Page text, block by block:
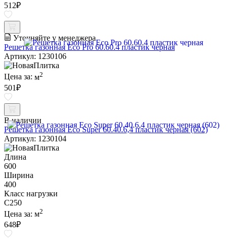
512₽
Уточняйте у менеджера
Решетка газонная Eco Pro 60.60.4 пластик черная
Артикул: 1230106
Цена за: м2
501₽
В наличии
Решетка газонная Eco Super 60.40.6,4 пластик черная (602)
Артикул: 1230104
Длина
600
Ширина
400
Класс нагрузки
C250
Цена за: м2
648₽